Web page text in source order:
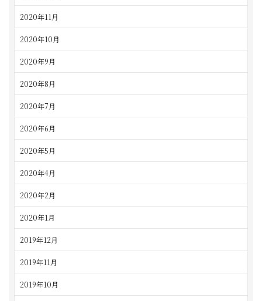
2020年11月
2020年10月
2020年9月
2020年8月
2020年7月
2020年6月
2020年5月
2020年4月
2020年2月
2020年1月
2019年12月
2019年11月
2019年10月